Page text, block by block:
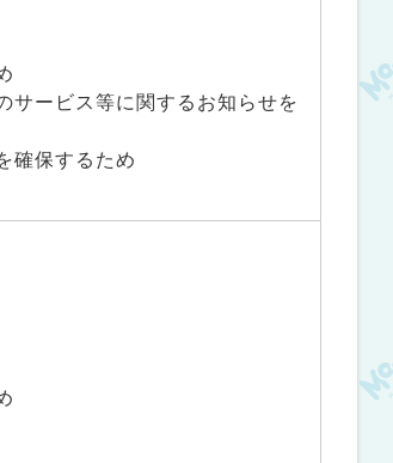
サービス等に関するお知らせを
確保するため